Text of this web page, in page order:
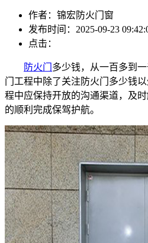
作者：锦宏防火门窗
发布时间：2025-09-23
点击：
防火门 多少钱，从一百多到
门工程中除了关注防火门多少钱
程中应保持开放的沟通渠道，及
的顺利完成保驾护航。